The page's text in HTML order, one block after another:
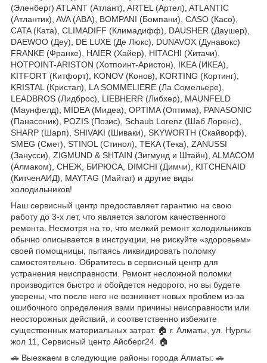
(Эленберг) ATLANT (Атлант), ARTEL (Артел), ATLANTIC
(Атлантик), AVA (АВА), BOMPANI (Бомпани), CASO (Касо),
CATA (Ката), CLIMADIFF (Климадифф), DAUSHER (Даушер),
DAEWOO (Деу), DE LUXE (Де Люкс), DUNAVOX (Дунавокс)
FRANKE (Франке), HAIER (Хайер), HITACHI (Хитачи),
HOTPOINT-ARISTON (Хотпоинт-Аристон), IKEA (ИКЕА),
KITFORT (Китфорт), KONOV (Конов), KORTING (Кортинг),
KRISTAL (Кристал), LA SOMMELIERE (Ла Сомельере),
LEADBROS (Лидброс), LIEBHERR (Либхер), MAUNFELD
(Маунфелд), MIDEA (Мидеа), OPTIMA (Оптима), PANASONIC
(Панасоник), POZIS (Позис), Schaub Lorenz (Шаб Лоренс),
SHARP (Шарп), SHIVAKI (Шиваки), SKYWORTH (Скайворф),
SMEG (Смег), STINOL (Стинол), TEKA (Тека), ZANUSSI
(Занусси), ZIGMUND & SHTAIN (Зигмунд и Штайн), ALMACOM
(Алмаком), СНЕЖ, БИРЮСА, DIMCHI (Димчи), KITCHENAID
(КитченАИД), MAYTAG (Майтаг) и другие виды
холодильников!
Наш сервисный центр предоставляет гарантию на свою
работу до 3-х лет, что является залогом качественного
ремонта. Несмотря на то, что мелкий ремонт холодильников
обычно описывается в инструкции, не рискуйте «здоровьем»
своей помощницы, пытаясь ликвидировать поломку
самостоятельно. Обратитесь в сервисный центр для
устранения неисправности. Ремонт несложной поломки
производится быстро и обойдется недорого, но вы будете
уверены, что после него не возникнет новых проблем из-за
ошибочного определения вами причины неисправности или
неосторожных действий, и соответственно избежите
существенных материальных затрат. 🏠 г. Алматы, ул. Нурлы
жол 11, Сервисный центр Айсберг24. 🏠
🚗 Выезжаем в следующие районы города Алматы: 🚗